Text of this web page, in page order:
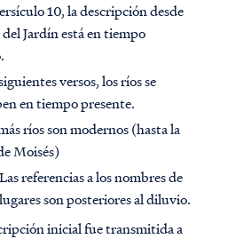
10, la descripción desde
Jardín está en tiempo
versos, los ríos se
en tiempo presente.
ríos son modernos (hasta la
Moisés)
Las referencias a los nombres de
lugares son posteriores al diluvio.
inicial fue transmitida a